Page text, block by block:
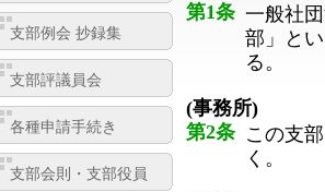
支部例会 抄録集
支部評議員会
各種申請手続き
支部会則・支部役員
第1条 一般社
部」と
る。
(事務所)
第2条 この支
く。